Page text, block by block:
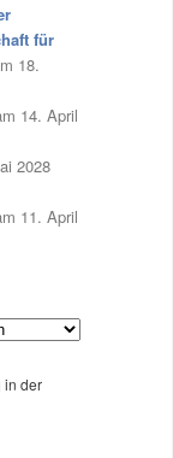
für
18.
14. April
2028
11. April